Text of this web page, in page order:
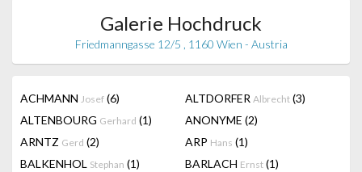
Galerie Hochdruck
Friedmanngasse 12/5 , 1160 Wien - Austria
ACHMANN Josef (6) ALTDORFER Albrecht (3)
ALTENBOURG Gerhard (1) ANONYME (2)
ARNTZ Gerd (2) ARP Hans (1)
BALKENHOL Stephan (1) BARLACH Ernst (1)